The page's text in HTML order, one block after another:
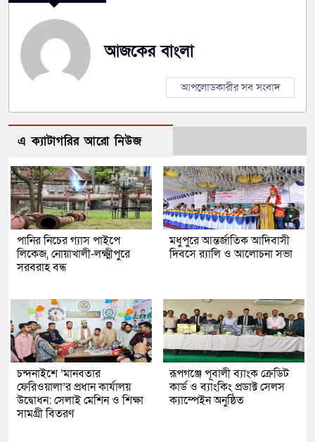
আজকের বাংলা
আপলোডকারীর সব সংবাদ
এ ক্যাটাগরির আরো নিউজ
পানির নিচের গ্যাস পাইপে
লিকেজ, নোয়াখালী-লক্ষ্মীপুরে
সরবরাহ বন্ধ
মধুপুরে আন্তর্জাতিক আদিবাসী
দিবসে র‍্যালি ও আলোচনা সভা
চন্দনাইশে ‘মানবতার
ফেরিওয়ালা’র প্রধান কার্যালয়
উদ্বোধন: সেলাই মেশিন ও শিক্ষা
সামগ্রী বিতরণ
রূপগঞ্জে পূবালী ব্যাংক ক্রেডিট
কার্ড ও ব্যাংকিং প্রডাক্ট সেলস
ক্যাম্পেইন অনুষ্ঠিত